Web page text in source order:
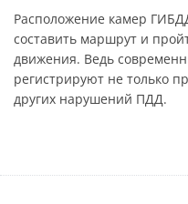
Расположение камер
составить маршрут и
движения. Ведь
регистрируют не только
других нарушений ПДД.